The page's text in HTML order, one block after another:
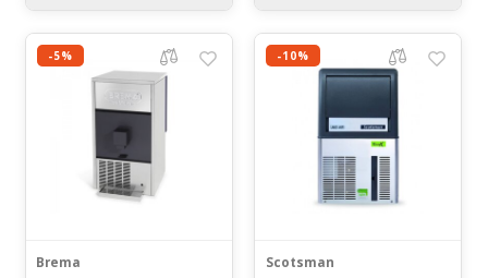
-5%
Brema
-10%
Scotsman